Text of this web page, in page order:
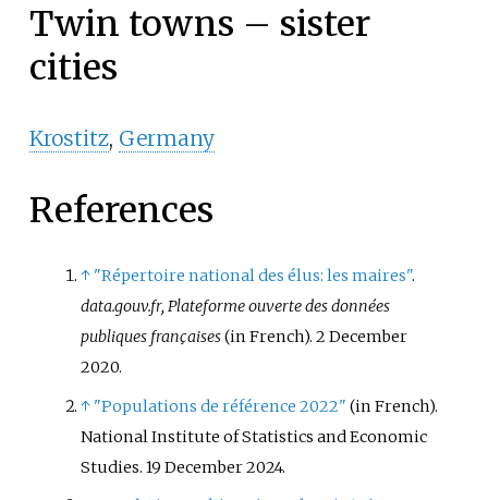
Twin towns – sister
cities
Krostitz, Germany
References
↑ "Répertoire national des élus: les maires".
data.gouv.fr, Plateforme ouverte des données
publiques françaises(in French). 2 December
2020.
↑ "Populations de référence 2022" (in French).
National Institute of Statistics and Economic
Studies. 19 December 2024.